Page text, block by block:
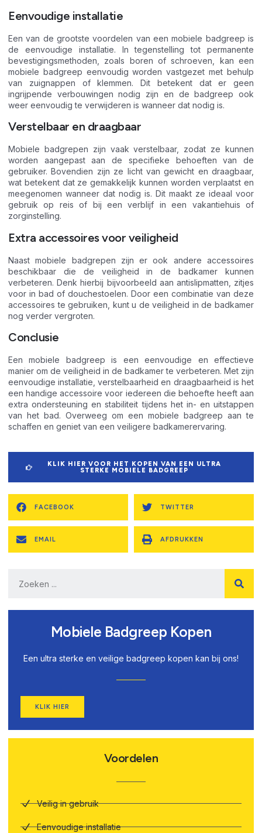
Eenvoudige installatie
Een van de grootste voordelen van een mobiele badgreep is
de eenvoudige installatie. In tegenstelling tot permanente
bevestigingsmethoden, zoals boren of schroeven, kan een
mobiele badgreep eenvoudig worden vastgezet met behulp
van zuignappen of klemmen. Dit betekent dat er geen
ingrijpende verbouwingen nodig zijn en de badgreep ook
weer eenvoudig te verwijderen is wanneer dat nodig is.
Verstelbaar en draagbaar
Mobiele badgrepen zijn vaak verstelbaar, zodat ze kunnen
worden aangepast aan de specifieke behoeften van de
gebruiker. Bovendien zijn ze licht van gewicht en draagbaar,
wat betekent dat ze gemakkelijk kunnen worden verplaatst en
meegenomen wanneer dat nodig is. Dit maakt ze ideaal voor
gebruik op reis of bij een verblijf in een vakantiehuis of
zorginstelling.
Extra accessoires voor veiligheid
Naast mobiele badgrepen zijn er ook andere accessoires
beschikbaar die de veiligheid in de badkamer kunnen
verbeteren. Denk hierbij bijvoorbeeld aan antislipmatten, zitjes
voor in bad of douchestoelen. Door een combinatie van deze
accessoires te gebruiken, kunt u de veiligheid in de badkamer
nog verder vergroten.
Conclusie
Een mobiele badgreep is een eenvoudige en effectieve
manier om de veiligheid in de badkamer te verbeteren. Met zijn
eenvoudige installatie, verstelbaarheid en draagbaarheid is het
een handige accessoire voor iedereen die behoefte heeft aan
extra ondersteuning en stabiliteit tijdens het in- en uitstappen
van het bad. Overweeg om een mobiele badgreep aan te
schaffen en geniet van een veiligere badkamerervaring.
KLIK HIER VOOR HET KOPEN VAN EEN ULTRA
STERKE MOBIELE BADGREEP
FACEBOOK TWITTER
EMAIL AFDRUKKEN
Mobiele Badgreep Kopen
Een ultra sterke en veilige badgreep kopen kan bij ons!
KLIK HIER
Voordelen
Veilig in gebruik
Eenvoudige installatie